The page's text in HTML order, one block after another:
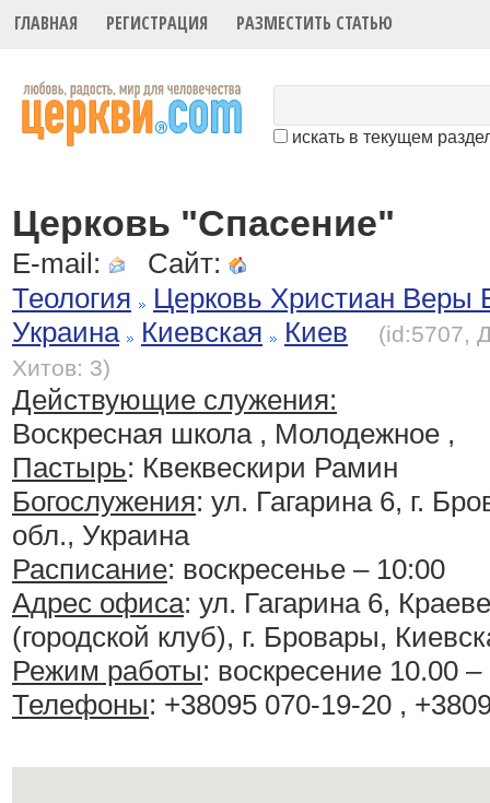
ГЛАВНАЯ РЕГИСТРАЦИЯ РАЗМЕСТИТЬ СТАТЬЮ
искать в текущем
Церковь "Спасение"
E-mail:
Сайт:
Теология
Церковь Христиан Веры
Украина
Киевская Киев
(id:5707,
Хитов: 3)
Действующие служения:
Воскресная школа , Молодежное ,
Пастырь: Квеквескири Рамин
Богослужения: ул. Гагарина 6, г.
обл., Украина
Расписание: воскресенье – 10:00
Адрес офиса: ул. Гагарина 6,
(городской клуб), г. Бровары,
Режим работы: воскресение 10.00 –
Телефоны: +38095 070-19-20 ,